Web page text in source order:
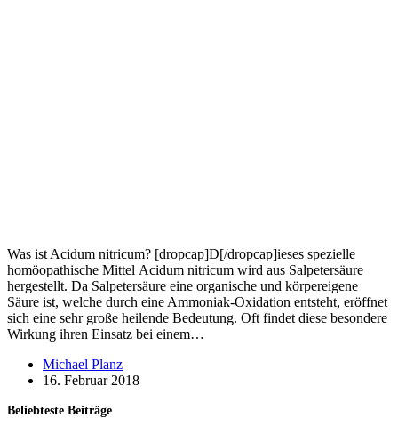
Was ist Acidum nitricum? [dropcap]D[/dropcap]ieses spezielle
homöopathische Mittel Acidum nitricum wird aus Salpetersäure
hergestellt. Da Salpetersäure eine organische und körpereigene
Säure ist, welche durch eine Ammoniak-Oxidation entsteht, eröffnet
sich eine sehr große heilende Bedeutung. Oft findet diese besondere
Wirkung ihren Einsatz bei einem…
Michael Planz
16. Februar 2018
Beliebteste Beiträge